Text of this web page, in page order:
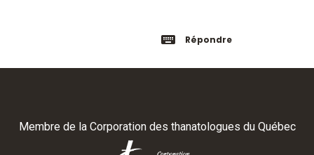
Répondre
Membre de la Corporation des thanatologues du Québec